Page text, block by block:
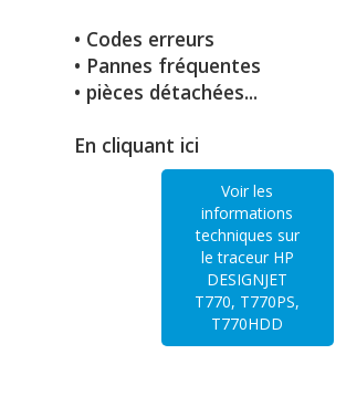
• Codes erreurs
• Pannes fréquentes
• pièces détachées...
En cliquant ici
Voir les
informations
techniques sur
le traceur HP
DESIGNJET
T770, T770PS,
T770HDD